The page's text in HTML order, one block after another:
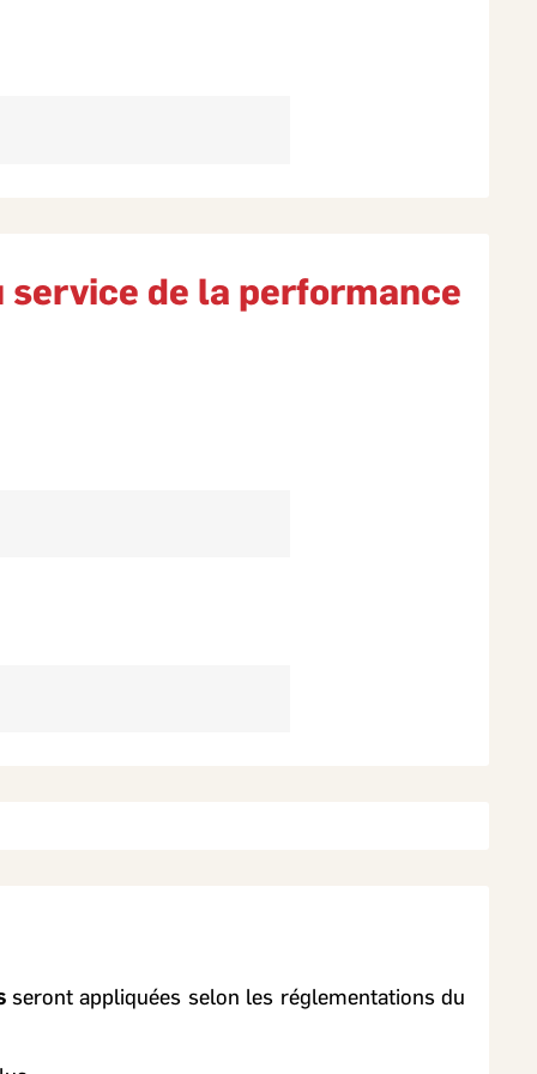
service de la performance
seront appliquées selon les réglementations du